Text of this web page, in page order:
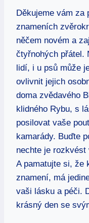
Děkujeme vám za
znameních
něčem novém a
čtyřnohých přátel.
lidí, i u psů může
ovlivnit jejich
doma zvědavého
klidného Rybu, s
posilovat vaše
kamarády. Buďte
nechte je
A pamatujte si, že
znamení, má
vaši lásku a péči.
krásný den se